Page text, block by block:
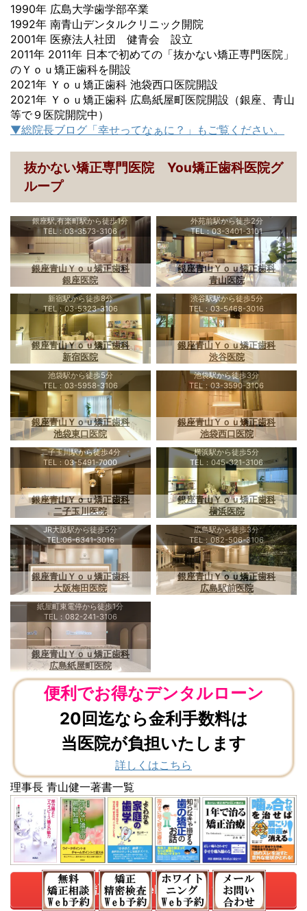
1990年 広島大学歯学部卒業
1992年 南青山デンタルクリニック開院
2001年 医療法人社団 健青会 設立
2011年 2011年 日本で初めての「抜かない矯正専門医院」
のＹｏｕ矯正歯科を開設
2021年 Ｙｏｕ矯正歯科 池袋西口医院開設
2021年 Ｙｏｕ矯正歯科 広島紙屋町医院開設（銀座、青山
等で９医院開院中）
▼総院長ブログ「幸せってなぁに？」もご覧ください。
抜かない矯正専門医院 You矯正歯科医院グ
ループ
銀座駅,有楽町駅から徒歩1分
TEL：03-3573-3106
銀座青山Ｙｏｕ矯正歯科
銀座医院
外苑前駅から徒歩2分
TEL：03-3401-3101
銀座青山Ｙｏｕ矯正歯科
青山医院
新宿駅から徒歩8分
TEL：03-5323-3106
銀座青山Ｙｏｕ矯正歯科
新宿医院
渋谷駅駅から徒歩5分
TEL：03-5468-3016
銀座青山Ｙｏｕ矯正歯科
渋谷医院
池袋駅から徒歩5分
TEL：03-5958-3106
銀座青山Ｙｏｕ矯正歯科
池袋東口医院
池袋駅から徒歩3分
TEL：03-3590-3106
銀座青山Ｙｏｕ矯正歯科
池袋西口医院
二子玉川駅から徒歩4分
TEL：03-5491-7000
銀座青山Ｙｏｕ矯正歯科
二子玉川医院
横浜駅から徒歩5分
TEL：045-321-3106
銀座青山Ｙｏｕ矯正歯科
横浜医院
JR大阪駅から徒歩5分
TEL:06-6341-3016
銀座青山Ｙｏｕ矯正歯科
大阪梅田医院
広島駅から徒歩3分
TEL：082-506-3106
銀座青山Ｙｏｕ矯正歯科
広島駅前医院
紙屋町東電停から徒歩1分
TEL：082-241-3106
銀座青山Ｙｏｕ矯正歯科
広島紙屋町医院
便利でお得なデンタルローン
20回迄なら金利手数料は
当医院が負担いたします
詳しくはこちら
理事長 青山健一著書一覧
無料矯正相談Web予約はこちら